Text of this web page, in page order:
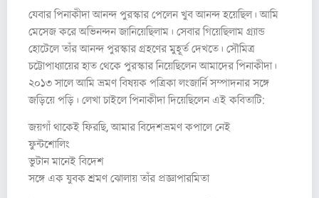
যেবার পিনাকীদা আনন্দ পুরস্কার পেলেন খুব আনন্দ হয়েছিল। আমি
মেসেজ করে অভিনন্দন জানিয়েছিলাম। সেবার গিয়েছিলাম গ্র্যান্ড
হোটেলে তাঁর আনন্দ পুরস্কার গ্রহণের মুহূর্ত দেখতে। সৌমিত্র
চট্টোপাধ্যায়ের হাত থেকে পুরস্কার নিয়েছিলেন আমাদের পিনাকীদা।
২০১৩ সালে আমি ভ্রমণ বিষয়ক পত্রিকা লংজার্নি সম্পাদনার সঙ্গে
জড়িয়ে পড়ি। লেখা চাইলে পিনাকীদা দিয়েছিলেন এই কবিতাটি:
জয়গাঁ থাকেই ফিরছি, আমার বিদেশভ্রমণ কপালে নেই
ফুন্টশোলিং
ভুটান মানেই বিদেশ
সঙ্গে এক যুবক শ্রমণ ঝোলায় তাঁর প্রজ্ঞাপারমিতা